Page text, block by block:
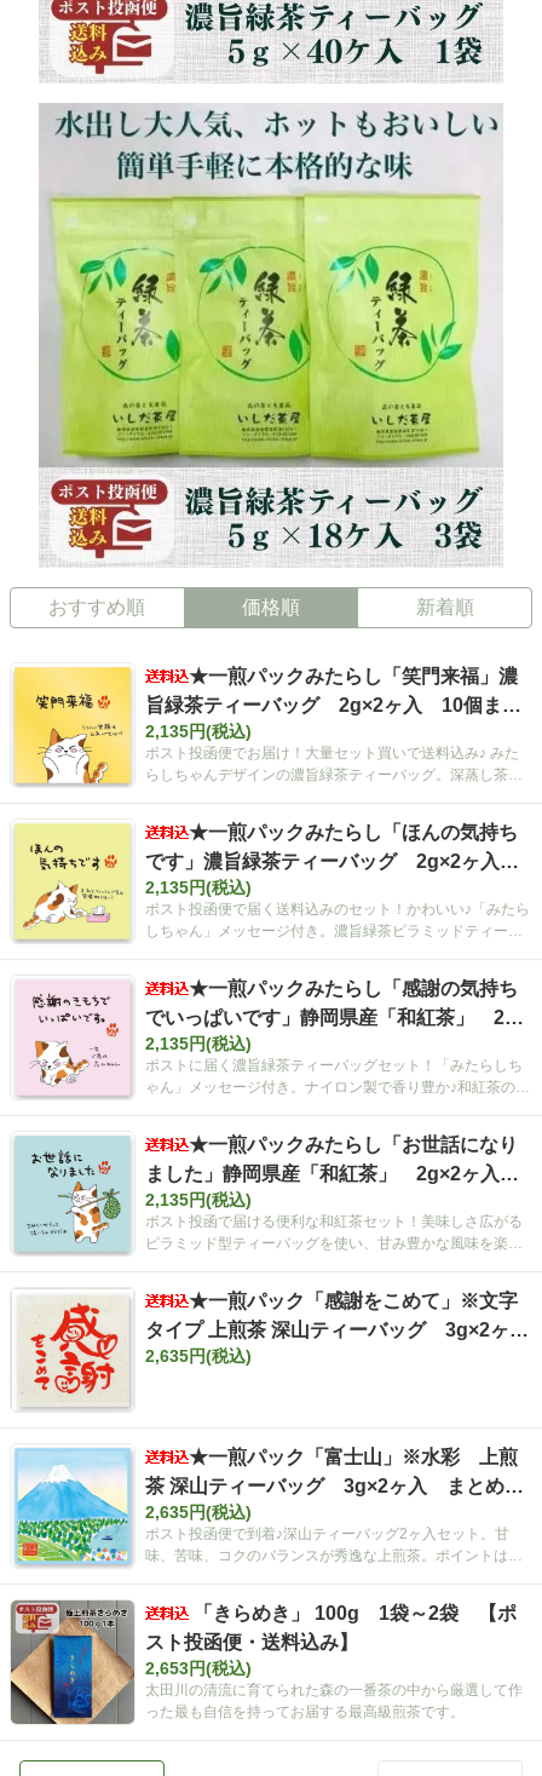
おすすめ順 価格順 新着順
★一煎パックみたらし「笑門来福」濃
旨緑茶ティーバッグ 2g×2ヶ入 10個まと
め買いセット【ポスト投函便・送料込み】
2,135円(税込)
ポスト投函便でお届け！大量セット買いで送料込み♪ みた
らしちゃんデザインの濃旨緑茶ティーバッグ。深蒸し茶の
★一煎パックみたらし「ほんの気持ち
です」濃旨緑茶ティーバッグ 2g×2ヶ入 1
0個まとめ買いセット【ポスト投函便・送料
込み】
2,135円(税込)
ポスト投函便で届く送料込みのセット！かわいい♪「みたら
しちゃん」メッセージ付き。濃旨緑茶ピラミッドティーバ
★一煎パックみたらし「感謝の気持ち
でいっぱいです」静岡県産「和紅茶」 2g×
2ヶ入 10個まとめ買いセット【ポスト投函
便・送料込み】
2,135円(税込)
ポストに届く濃旨緑茶ティーバッグセット！「みたらしち
ゃん」メッセージ付き。ナイロン製で香り豊か♪和紅茶の優
★一煎パックみたらし「お世話になり
ました」静岡県産「和紅茶」 2g×2ヶ入 1
0個まとめ買いセット【ポスト投函便・送料
込み】
2,135円(税込)
ポスト投函で届ける便利な和紅茶セット！美味しさ広がる
ピラミッド型ティーバッグを使い、甘み豊かな風味を楽し
★一煎パック「感謝をこめて」※文字
タイプ 上煎茶 深山ティーバッグ 3g×2ヶ
入 まとめ買いセット【ポスト投函便・送料
2,635円(税込)
★一煎パック「富士山」※水彩 上煎
茶 深山ティーバッグ 3g×2ヶ入 まとめ買
いセット【ポスト投函便・送料込み】
2,635円(税込)
ポスト投函便で到着♪深山ティーバッグ2ヶ入セット。甘
味、苦味、コクのバランスが秀逸な上煎茶。ポイントは空
「きらめき」 100g 1袋～2袋 【ポ
スト投函便・送料込み】
2,653円(税込)
太田川の清流に育てられた森の一番茶の中から厳選して作
った最も自信を持ってお届する最高級煎茶です。